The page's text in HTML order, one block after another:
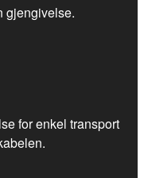
gjengivelse.
for enkel transport